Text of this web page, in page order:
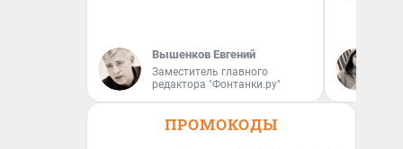
Вышенков Евгений
Заместитель главного
редактора "Фонтанки.ру"
ПРОМОКОДЫ